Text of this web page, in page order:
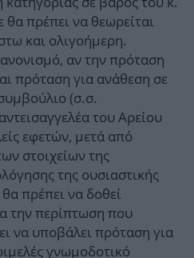
πρέπει να θεωρείται
και ολιγοήμερη.
αν την πρόταση
πρόταση για ανάθεση σε
(σ.σ.
του Αρείου
εφετών, μετά από
στοιχείων της
της ουσιαστικής
πρέπει να δοθεί
την περίπτωση που
να υποβάλει πρόταση για
γνωμοδοτικό